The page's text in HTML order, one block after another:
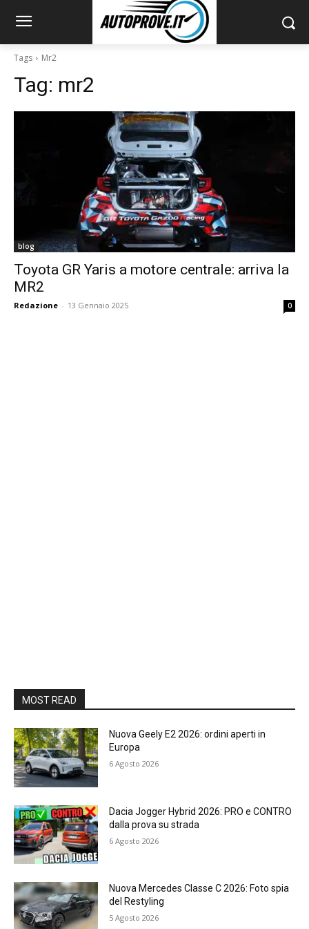
Tags Mr2
Tag: mr2
blog
Toyota GR Yaris a motore centrale: arriva la
MR2
Redazione - 13 Gennaio 2025 0
MOST READ
Nuova Geely E2 2026: ordini aperti in
Europa
6 Agosto 2026
Dacia Jogger Hybrid 2026: PRO e CONTRO
dalla prova su strada
6 Agosto 2026
Nuova Mercedes Classe C 2026: Foto spia
del Restyling
5 Agosto 2026